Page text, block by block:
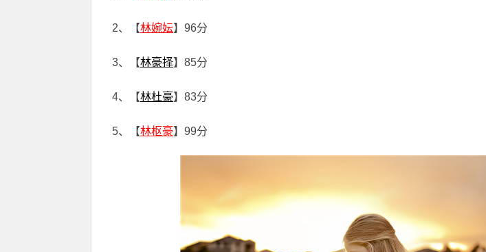
2、【林婉妘】96分
3、【林豪择】85分
4、【林杜豪】83分
5、【林枢豪】99分